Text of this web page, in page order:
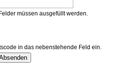
müssen ausgefüllt werden.
in das nebenstehende Feld ein.